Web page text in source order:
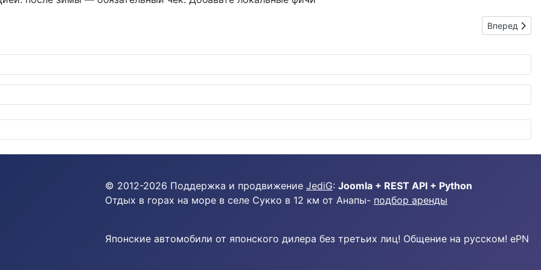
акцентом для экологичного города Следующий:
Вперед
© 2012-2026 Поддержка и продвижение JediG: Joomla + REST API + Python
Отдых в горах на море в селе Сукко в 12 км от Анапы- подбор аренды
Японские автомобили от японского дилера без третьих лиц! Общение на русском! ePN